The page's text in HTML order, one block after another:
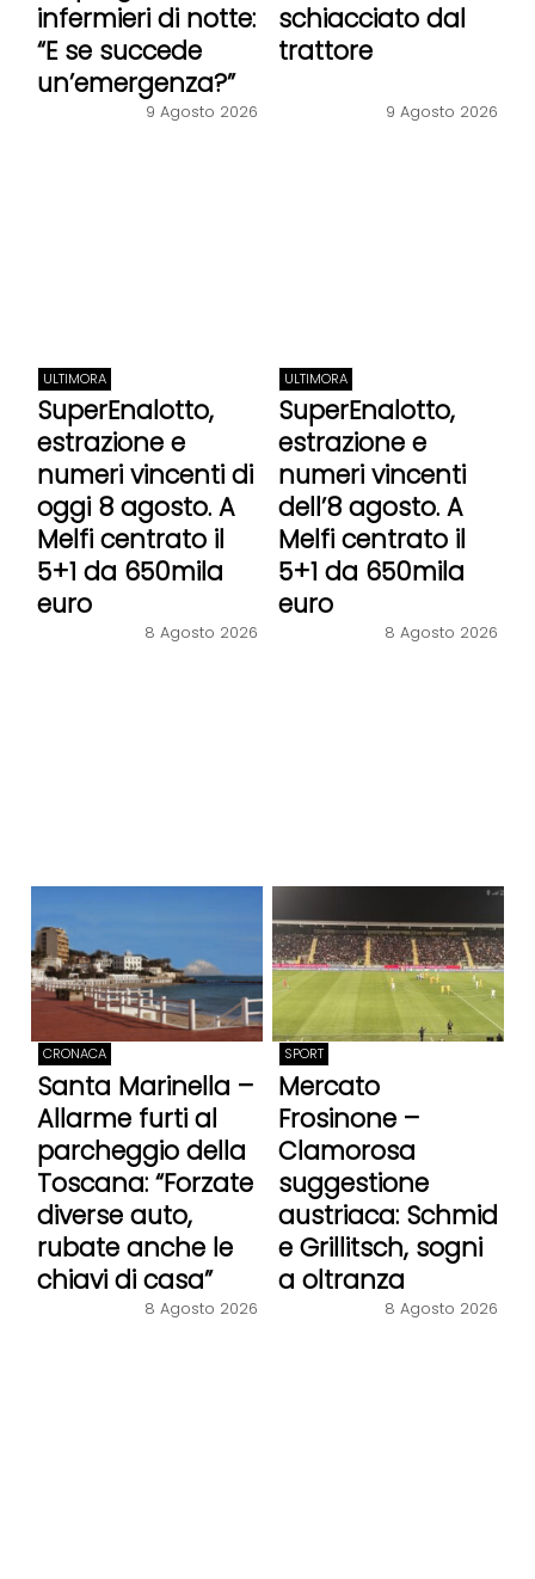
infermieri di notte:
“E se succede
un’emergenza?”
9 Agosto 2026
schiacciato dal
trattore
9 Agosto 2026
ULTIMORA
SuperEnalotto,
estrazione e
numeri vincenti di
oggi 8 agosto. A
Melfi centrato il
5+1 da 650mila
euro
8 Agosto 2026
ULTIMORA
SuperEnalotto,
estrazione e
numeri vincenti
dell’8 agosto. A
Melfi centrato il
5+1 da 650mila
euro
8 Agosto 2026
CRONACA
Santa Marinella –
Allarme furti al
parcheggio della
Toscana: “Forzate
diverse auto,
rubate anche le
chiavi di casa”
8 Agosto 2026
SPORT
Mercato
Frosinone –
Clamorosa
suggestione
austriaca: Schmid
e Grillitsch, sogni
a oltranza
8 Agosto 2026